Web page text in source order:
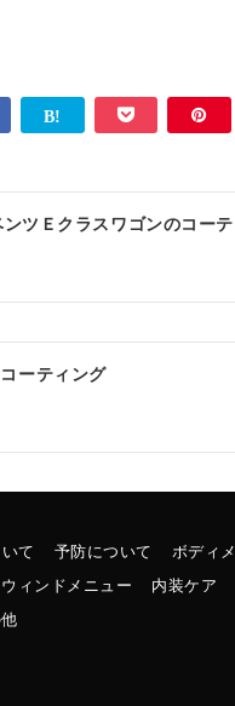
ンツＥクラスワゴンのコー
ーティング
て 予防について
ボディ
ウィンドメニュー 内装ケア